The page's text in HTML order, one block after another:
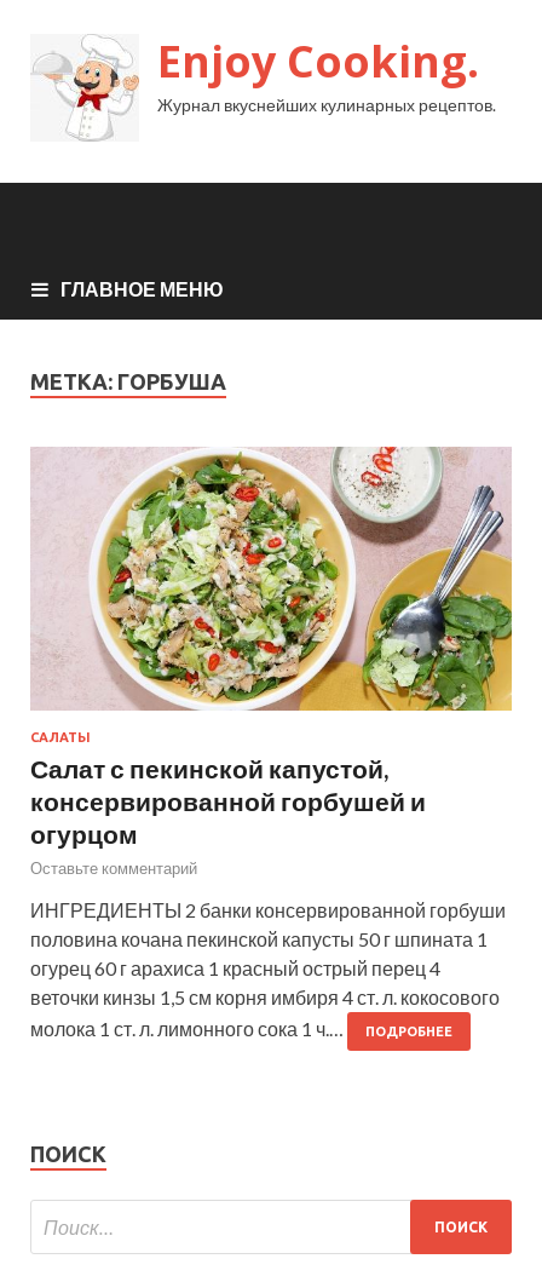
Enjoy Cooking.
Журнал вкуснейших кулинарных рецептов.
ГЛАВНОЕ МЕНЮ
МЕТКА: ГОРБУША
САЛАТЫ
Салат с пекинской капустой,
консервированной горбушей и
огурцом
Оставьте комментарий
ИНГРЕДИЕНТЫ 2 банки консервированной горбуши
половина кочана пекинской капусты 50 г шпината 1
огурец 60 г арахиса 1 красный острый перец 4
веточки кинзы 1,5 см корня имбиря 4 ст. л. кокосового
молока 1 ст. л. лимонного сока 1 ч.…
ПОДРОБНЕЕ
ПОИСК